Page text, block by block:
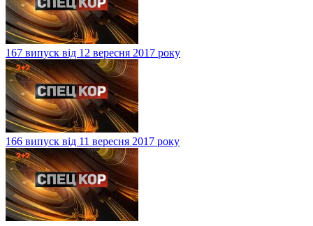
167 випуск від 12 вересня 2017 року
166 випуск від 11 вересня 2017 року